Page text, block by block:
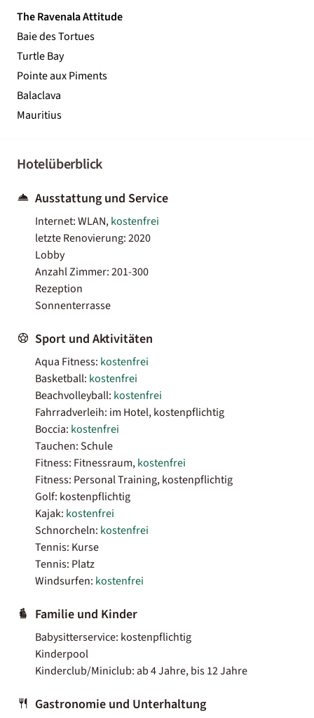
The Ravenala Attitude
Baie des Tortues
Turtle Bay
Pointe aux Piments
Balaclava
Mauritius
Hotelüberblick
Ausstattung und Service
Internet: WLAN,kostenfrei
letzte Renovierung: 2020
Lobby
Anzahl Zimmer: 201-300
Rezeption
Sonnenterrasse
Sport und Aktivitäten
Aqua Fitness: kostenfrei
Basketball: kostenfrei
Beachvolleyball: kostenfrei
Fahrradverleih: im Hotel, kostenpflichtig
Boccia: kostenfrei
Tauchen: Schule
Fitness: Fitnessraum,kostenfrei
Fitness: Personal Training, kostenpflichtig
Golf: kostenpflichtig
Kajak: kostenfrei
Schnorcheln: kostenfrei
Tennis: Kurse
Tennis: Platz
Windsurfen: kostenfrei
Familie und Kinder
Babysitterservice: kostenpflichtig
Kinderpool
Kinderclub/Miniclub: ab 4 Jahre, bis 12 Jahre
Gastronomie und Unterhaltung